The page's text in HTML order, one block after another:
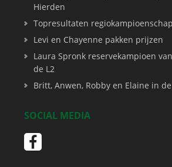
Hierden
Topresultaten
Levi en Chayenne pakken prijzen
Laura Spronk reservekampioen
de L2
Britt, Anwen, Robby en Elaine in
SOCIAL MEDIA